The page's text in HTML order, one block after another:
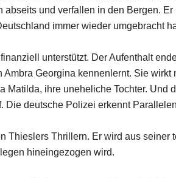
und verfallen in den Bergen.
immer wieder umgebracht
unterstützt. Der Aufenthalt
Georgina kennenlernt. Sie
ihre uneheliche Tochter. Und
deutsche Polizei erkennt
Thrillern. Er wird aus
hineingezogen wird.